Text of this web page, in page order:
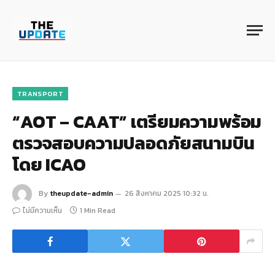
TRANSPORT
“AOT – CAAT” เตรียมความพร้อม
ตรวจสอบความปลอดภัยสนามบิน
โดย ICAO
By theupdate-admin
26 สิงหาคม 2025 10:32 น.
ไม่มีความเห็น
1 Min Read